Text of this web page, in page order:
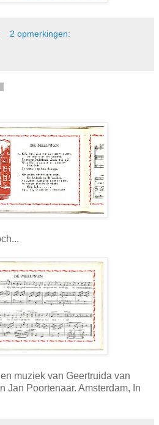
2 opmerkingen:
muziek van Geertruida van
Jan Poortenaar. Amsterdam, In